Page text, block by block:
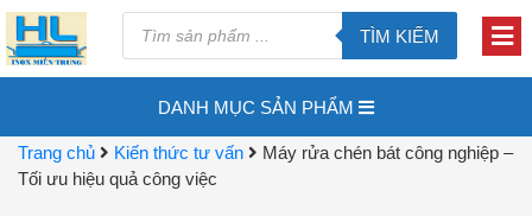
TÌM KIẾM
DANH MỤC SẢN PHẨM
Trang chủ Kiến thức tư vấn
Máy rửa chén bát công nghiệp –
Tối ưu hiệu quả công việc